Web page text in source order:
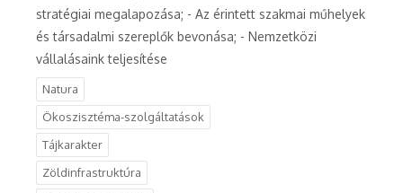
stratégiai megalapozása; - Az érintett szakmai műhelyek
és társadalmi szereplők bevonása; - Nemzetközi
vállalásaink teljesítése
Natura
Ökoszisztéma-szolgáltatások
Tájkarakter
Zöldinfrastruktúra